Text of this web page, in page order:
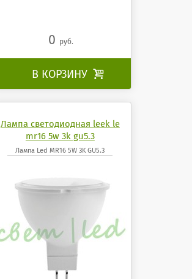
0 руб.
В КОРЗИНУ 
Лампа светодиодная leek le
mr16 5w 3k gu5.3
Лампа Led MR16 5W 3K GU5.3